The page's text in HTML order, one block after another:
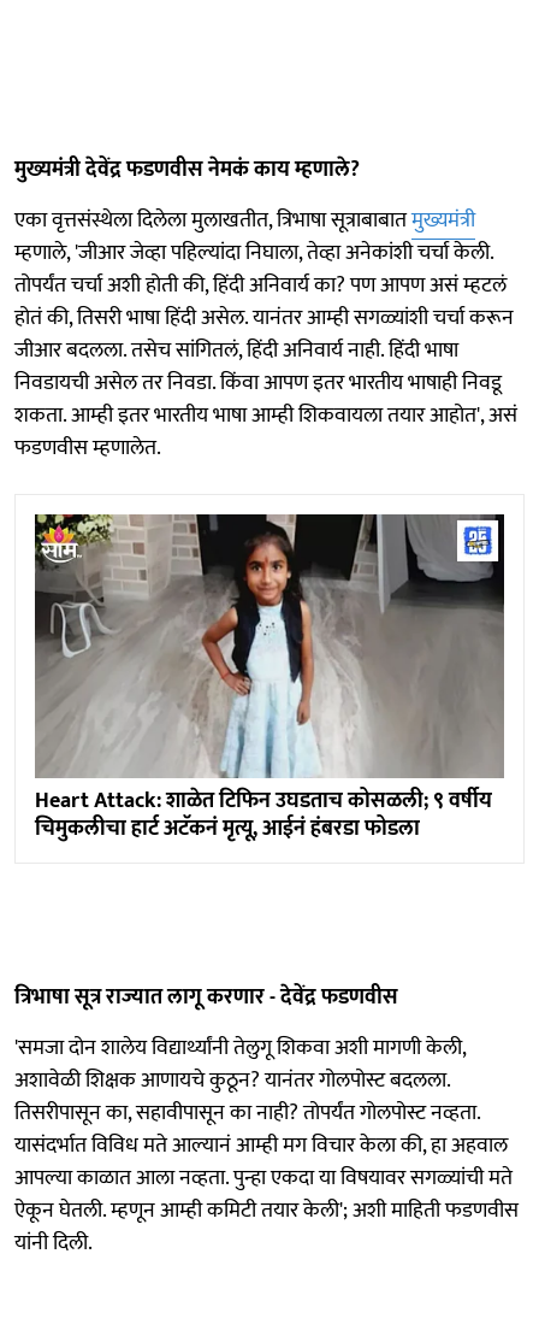
मुख्यमंत्री देवेंद्र फडणवीस नेमकं काय म्हणाले?
एका वृत्तसंस्थेला दिलेला मुलाखतीत, त्रिभाषा सूत्राबाबातमुख्यमंत्री
म्हणाले, 'जीआर जेव्हा पहिल्यांदा निघाला, तेव्हा अनेकांशी चर्चा केली.
तोपर्यंत चर्चा अशी होती की, हिंदी अनिवार्य का? पण आपण असं म्हटलं
होतं की, तिसरी भाषा हिंदी असेल. यानंतर आम्ही सगळ्यांशी चर्चा करून
जीआर बदलला. तसेच सांगितलं, हिंदी अनिवार्य नाही. हिंदी भाषा
निवडायची असेल तर निवडा. किंवा आपण इतर भारतीय भाषाही निवडू
शकता. आम्ही इतर भारतीय भाषा आम्ही शिकवायला तयार आहोत', असं
फडणवीस म्हणालेत.
Heart Attack: शाळेत टिफिन उघडताच कोसळली; ९ वर्षीय
चिमुकलीचा हार्ट अटॅकनं मृत्यू, आईनं हंबरडा फोडला
त्रिभाषा सूत्र राज्यात लागू करणार - देवेंद्र फडणवीस
'समजा दोन शालेय विद्यार्थ्यांनी तेलुगू शिकवा अशी मागणी केली,
अशावेळी शिक्षक आणायचे कुठून? यानंतर गोलपोस्ट बदलला.
तिसरीपासून का, सहावीपासून का नाही? तोपर्यंत गोलपोस्ट नव्हता.
यासंदर्भात विविध मते आल्यानं आम्ही मग विचार केला की, हा अहवाल
आपल्या काळात आला नव्हता. पुन्हा एकदा या विषयावर सगळ्यांची मते
ऐकून घेतली. म्हणून आम्ही कमिटी तयार केली'; अशी माहिती फडणवीस
यांनी दिली.